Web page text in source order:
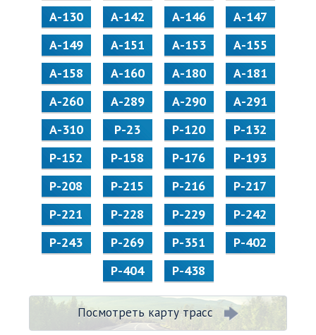
А-130
А-142 А-146
А-147
А-149
А-151 А-153
А-155
А-158
А-160 А-180
А-181
А-260
А-289 А-290
А-291
А-310
Р-23 Р-120
Р-132
Р-152
Р-158 Р-176
Р-193
Р-208
Р-215 Р-216
Р-217
Р-221
Р-228 Р-229
Р-242
Р-243
Р-269 Р-351
Р-402
Р-404
Р-438
Посмотреть карту трасс